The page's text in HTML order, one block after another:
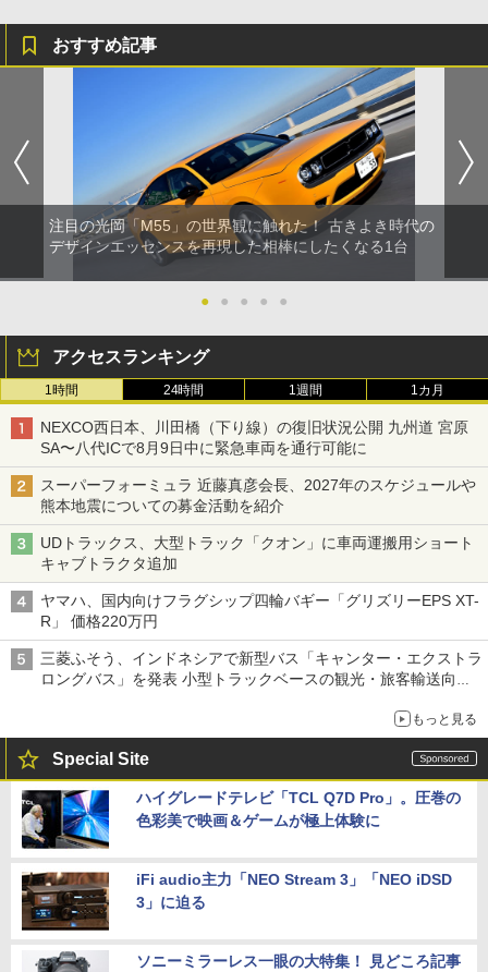
おすすめ記事
注目の光岡「M55」の世界観に触れた！ 古きよき時代の
デザインエッセンスを再現した相棒にしたくなる1台
● ● ● ● ●
アクセスランキング
1時間 24時間 1週間 1カ月
NEXCO西日本、川田橋（下り線）の復旧状況公開 九州道 宮原
SA〜八代ICで8月9日中に緊急車両を通行可能に
スーパーフォーミュラ 近藤真彦会長、2027年のスケジュールや
熊本地震についての募金活動を紹介
UDトラックス、大型トラック「クオン」に車両運搬用ショート
キャブトラクタ追加
ヤマハ、国内向けフラグシップ四輪バギー「グリズリーEPS XT-
R」 価格220万円
三菱ふそう、インドネシアで新型バス「キャンター・エクストラ
ロングバス」を発表 小型トラックベースの観光・旅客輸送向け
もっと見る
Special Site
ハイグレードテレビ「TCL Q7D Pro」。圧巻の
色彩美で映画＆ゲームが極上体験に
iFi audio主力「NEO Stream 3」「NEO iDSD
3」に迫る
ソニーミラーレス一眼の大特集！ 見どころ記事